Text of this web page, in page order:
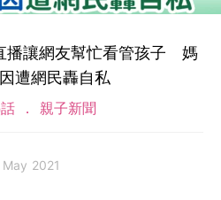
播讓網友幫忙看管孩子 媽
遭網民轟自私
親子新聞
2021